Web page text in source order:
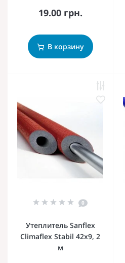
19.00 грн.
В корзину
0
Утеплитель Sanflex
Climaflex Stabil 42х9, 2
м